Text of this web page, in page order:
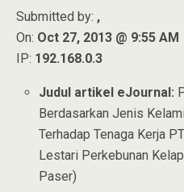
Submitted by: ,
On: Oct 27, 2013 @ 9:55 AM
IP: 192.168.0.3
Judul artikel eJournal:
Berdasarkan Jenis
Terhadap Tenaga Kerja
Lestari Perkebunan
Paser)